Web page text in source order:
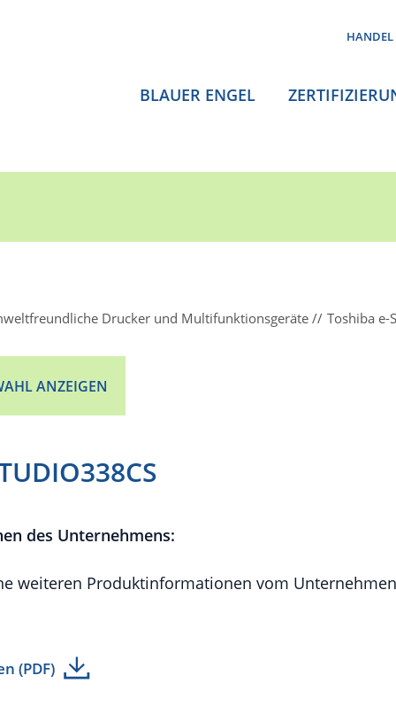
HANDEL
BLAUER ENGEL
Drucker und Multifunktionsgeräte Toshiba e-
ANZEIGEN
des Unternehmens:
weiteren Produktinformationen vom
(PDF)